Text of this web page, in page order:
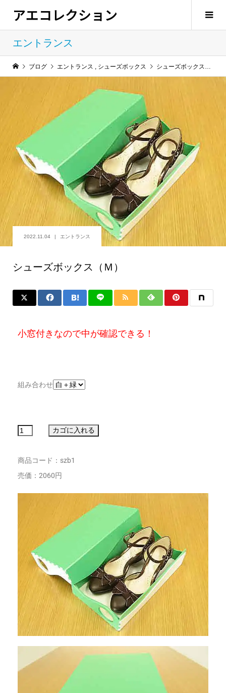
アエコレクション
エントランス
ブログ エントランス , シューズボックス シューズボックス（Ｍ）
2022.11.04 エントランス
シューズボックス（Ｍ）
小窓付きなので中が確認できる！
組み合わせ
商品コード：szb1
売価：2060円